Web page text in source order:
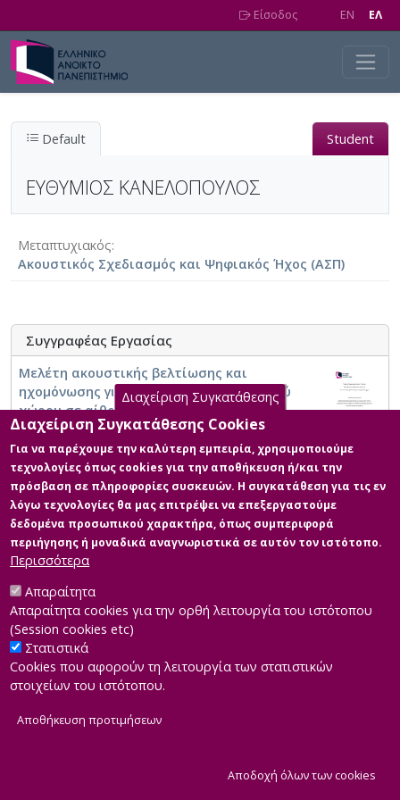
Είσοδος EN EΛ
Default Student
ΕΥΘΥΜΙΟΣ ΚΑΝΕΛΟΠΟΥΛΟΣ
Μεταπτυχιακός
Ακουστικός Σχεδιασμός και Ψηφιακός Ήχος (ΑΣΠ)
Συγγραφέας Εργασίας
Μελέτη ακουστικής βελτίωσης και
ηχομόνωσης για την μετατροπή οικιακού
χώρου σε αίθουσα εξάσκησης χάλκινου
πνευστού μουσικού οργάνου.
Developed byINTEROPTICS
Διαχείριση Συγκατάθεσης
Διαχείριση Συγκατάθεσης Cookies
Για να παρέχουμε την καλύτερη εμπειρία, χρησιμοποιούμε
τεχνολογίες όπως cookies για την αποθήκευση ή/και την
πρόσβαση σε πληροφορίες συσκευών. Η συγκατάθεση για τις εν
λόγω τεχνολογίες θα μας επιτρέψει να επεξεργαστούμε
δεδομένα προσωπικού χαρακτήρα, όπως συμπεριφορά
περιήγησης ή μοναδικά αναγνωριστικά σε αυτόν τον ιστότοπο.
Περισσότερα
Απαραίτητα
Απαραίτητα cookies για την ορθή λειτουργία του ιστότοπου
(Session cookies etc)
Στατιστικά
Cookies που αφορούν τη λειτουργία των στατιστικών
στοιχείων του ιστότοπου.
Αποθήκευση προτιμήσεων
Αποδοχή όλων των cookies